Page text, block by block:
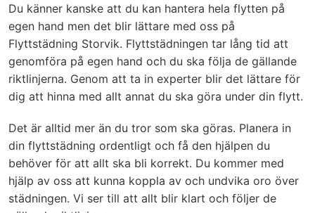
✔(Obs! Vi monterar ej isär rör eller liknande för
invändig rengöring, djupare rengöring utförs
av spolfirma.)
✔Vindsutrymme/förråd (Tillval).
✔Utsida på fönsterbleck
(Endast på balkongen om tillval av balkong
gjorts).
✔Rengöring mellan glas där fönster ej går att
✔Rengöring av trasiga fönster.
✔ Bortforsling av skräp eller lösa föremål som
ska kastas.
Du känner kanske att du kan hantera hela flytten på
egen hand men det blir lättare med oss på
Flyttstädning Storvik. Flyttstädningen tar lång tid att
genomföra på egen hand och du ska följa de gällande
riktlinjerna. Genom att ta in experter blir det lättare för
dig att hinna med allt annat du ska göra under din flytt.
Det är alltid mer än du tror som ska göras. Planera in
din flyttstädning ordentligt och få den hjälpen du
behöver för att allt ska bli korrekt. Du kommer med
hjälp av oss att kunna koppla av och undvika oro över
städningen. Vi ser till att allt blir klart och följer de